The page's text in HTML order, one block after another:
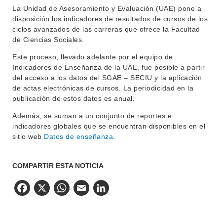
LLAMADOS
NOTICIAS
CONTACTO
BIBLIOTECA
La Unidad de Asesoramiento y Evaluación (UAE) pone a
disposición los indicadores de resultados de cursos de los
ciclos avanzados de las carreras que ofrece la Facultad
de Ciencias Sociales.
Este proceso, llevado adelante por el equipo de
Indicadores de Enseñanza de la UAE, fue posible a partir
del acceso a los datos del SGAE – SECIU y la aplicación
de actas electrónicas de cursos. La periodicidad en la
publicación de estos datos es anual.
Además, se suman a un conjunto de reportes e
indicadores globales que se encuentran disponibles en el
sitio web Datos de enseñanza
COMPARTIR ESTA NOTICIA
Facebook
X WhatsApp
Email